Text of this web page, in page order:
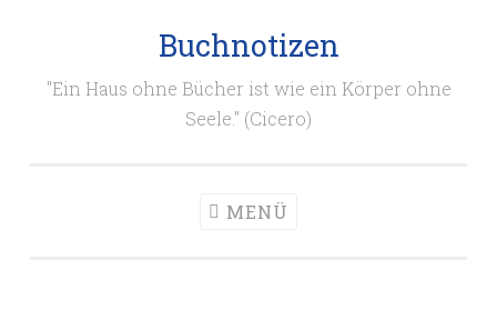
Buchnotizen
"Ein Haus ohne Bücher ist wie ein Körper ohne
Seele." (Cicero)
MENÜ